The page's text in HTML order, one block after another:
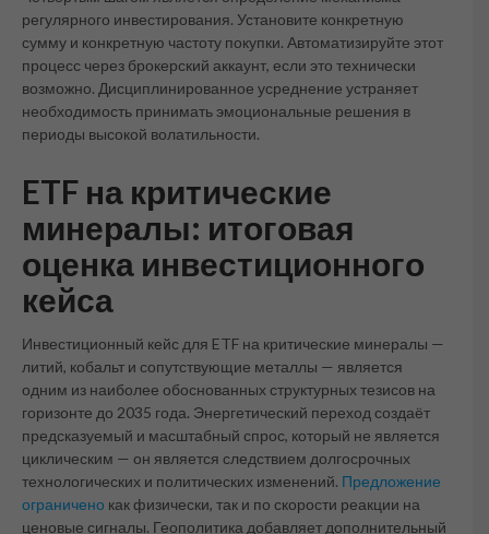
регулярного инвестирования. Установите конкретную
сумму и конкретную частоту покупки. Автоматизируйте этот
процесс через брокерский аккаунт, если это технически
возможно. Дисциплинированное усреднение устраняет
необходимость принимать эмоциональные решения в
периоды высокой волатильности.
ETF на критические
минералы: итоговая
оценка инвестиционного
кейса
Инвестиционный кейс для ETF на критические минералы —
литий, кобальт и сопутствующие металлы — является
одним из наиболее обоснованных структурных тезисов на
горизонте до 2035 года. Энергетический переход создаёт
предсказуемый и масштабный спрос, который не является
циклическим — он является следствием долгосрочных
технологических и политических изменений. Предложение
ограничено как физически, так и по скорости реакции на
ценовые сигналы. Геополитика добавляет дополнительный